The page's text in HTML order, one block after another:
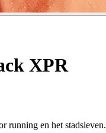
XPR
running en het stadsleven.